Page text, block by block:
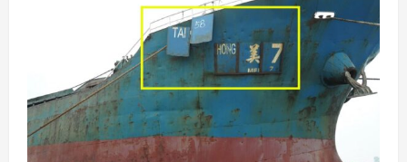
海
陸
守
護
體
驗
營
登
場！